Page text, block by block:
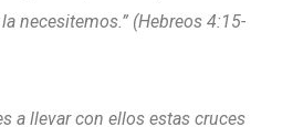
necesitemos.” (Hebreos 4:15-
a llevar con ellos estas cruces